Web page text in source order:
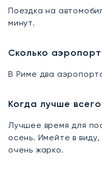
Поездка на
минут.
Сколько
В Риме два
Когда лучше
Лучшее время для
осень. Имейте в
очень жарко.